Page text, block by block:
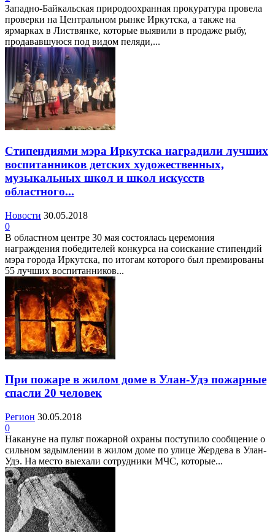
Западно-Байкальская природоохранная прокуратура провела
проверки на Центральном рынке Иркутска, а также на
ярмарках в Листвянке, которые выявили в продаже рыбу,
продававшуюся под видом пеляди,...
Стипендиями мэра Иркутска наградили лучших
воспитанников детских художественных,
музыкальных школ и школ искусств
областного...
Новости 30.05.2018
0
В областном центре 30 мая состоялась церемония
награждения победителей конкурса на соискание стипендий
мэра города Иркутска, по итогам которого был премированы
55 лучших воспитанников...
При пожаре в жилом доме в Улан-Удэ пожарные
спасли 20 человек
Регион 30.05.2018
0
Накануне на пульт пожарной охраны поступило сообщение о
сильном задымлении в жилом доме по улице Жердева в Улан-
Удэ. На место выехали сотрудники МЧС, которые...